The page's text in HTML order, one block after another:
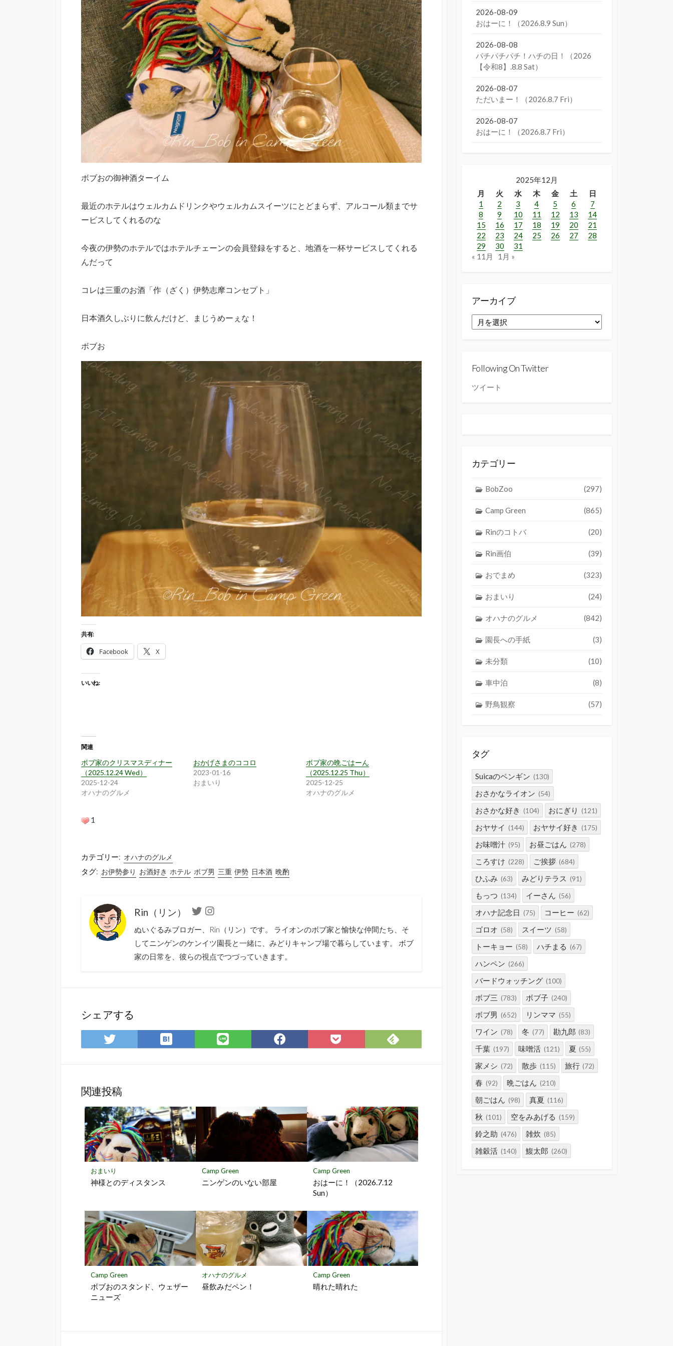
ボブおの御神酒ターイム
最近のホテルはウェルカムドリンクやウェルカムスイーツにとどまらず、アルコール類までサ
ービスしてくれるのな
今夜の伊勢のホテルではホテルチェーンの会員登録をすると、地酒を一杯サービスしてくれる
んだって
コレは三重のお酒「作（ざく）伊勢志摩コンセプト」
日本酒久しぶりに飲んだけど、まじうめーぇな！
ボブお
共有:
Facebook X
いいね:
関連
ボブ家のクリスマスディナー
（2025.12.24 Wed）
2025-12-24
オハナのグルメ
おかげさまのココロ
2023-01-16
おまいり
ボブ家の晩ごはーん
（2025.12.25 Thu）
2025-12-25
オハナのグルメ
1
カテゴリー: オハナのグルメ
タグ: お伊勢参り お酒好き ホテル ボブ男 三重 伊勢 日本酒 晩酌
Rin（リン） TwitterInstagram
ぬいぐるみブロガー、Rin（リン）です。 ライオンのボブ家と愉快な仲間たち、そ
してニンゲンのケンイツ園長と一緒に、みどりキャンプ場で暮らしています。 ボブ
家の日常を、彼らの視点でつづっていきます。
シェアする
Twitter
で
ア
は
て
マ
ー
ク
に
保
LINE
で
Facebook
で
Pocket
に
Feedly
で
関連投稿
おまいり
神様とのディスタンス
Camp Green
ニンゲンのいない部屋
Camp Green
おはーに！（2026.7.12
Sun）
Camp Green
ボブおのスタンド、ウェザー
ニューズ
オハナのグルメ
昼飲みだペン！
Camp Green
晴れた晴れた
2026-08-09
おはーに！（2026.8.9 Sun）
2026-08-08
パチパチパチ！ハチの日！（2026
【令和8】.8.8 Sat）
2026-08-07
ただいまー！（2026.8.7 Fri）
2026-08-07
おはーに！（2026.8.7 Fri）
2025年12月
月
火 水 木 金 土
日
1
2 3 4 5 6
7
8
9 10 11 12 13
14
15
16 17 18 19 20
21
22
23 24 25 26 27
28
29
30
31
« 11月
1月 »
アーカイブ
ー
Following On Twitter
ツイート
カテゴリー
BobZoo (297)
Camp Green (865)
Rinのコトバ (20)
Rin画伯 (39)
おでまめ (323)
おまいり (24)
オハナのグルメ (842)
園長への手紙 (3)
未分類 (10)
車中泊 (8)
野鳥観察 (57)
タグ
Suicaのペンギン (130)
おさかなライオン (54)
おさかな好き (104) おにぎり (121)
おヤサイ (144) おヤサイ好き (175)
お味噌汁 (95) お昼ごはん (278)
ころすけ (228) ご挨拶 (684)
ひふみ (63) みどりテラス (91)
もっつ (134) イーさん (56)
オハナ記念日 (75) コーヒー (62)
ゴロオ (58) スイーツ (58)
トーキョー (58) ハチまる (67)
ハンペン (266)
バードウォッチング (100)
ボブ三 (783) ボブ子 (240)
ボブ男 (652) リンママ (55)
ワイン (78) 冬 (77) 勘九郎 (83)
千葉 (197) 味噌活 (121) 夏 (55)
家メシ (72) 散歩 (115) 旅行 (72)
春 (92) 晩ごはん (210)
朝ごはん (98) 真夏 (116)
秋 (101) 空をみあげる (159)
鈴之助 (476) 雑炊 (85)
雑穀活 (140) 鰒太郎 (260)